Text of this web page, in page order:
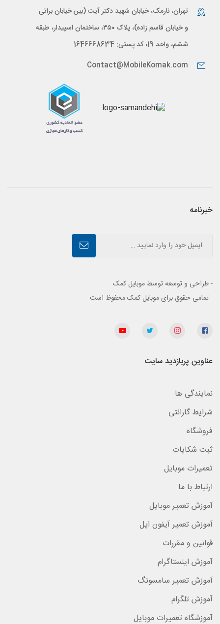
تهران، نارمک، خیابان شهید دکتر آیت (بین خیابان براتی
و خیابان قاسم زاده)، پلاک ۳۵۰، ساختمان اسپیدار، طبقه
ششم، واحد 19، کد پستی: 1646668634
Contact@MobileKomak.com
خبرنامه
- طراحی و توسعه توسط موبایل کمک
- تمامی حقوق برای موبایل کمک محفوظ است
عناوین پربازدید سایت
نمایندگی ها
شرایط گارانتی
فروشگاه
ثبت شکایات
تعمیرات موبایل
ارتباط با ما
آموزش تعمیر موبایل
آموزش تعمیر آیفون اپل
قوانین و مقررات
آموزش اینستاگرام
آموزش تعمیر سامسونگ
آموزش تلگرام
آموزشگاه تعمیرات موبایل